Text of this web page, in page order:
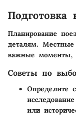
Подготовка
Планирование
деталям. Местные
важные моменты,
Советы по
Определите
или